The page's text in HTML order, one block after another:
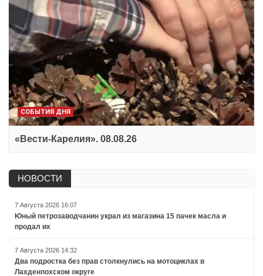
СОБЫТИЯ ДНЯ
«Вести-Карелия». 08.08.26
НОВОСТИ
7 Августа 2026 16:07
Юный петрозаводчанин украл из магазина 15 пачек масла и
продал их
7 Августа 2026 14:32
Два подростка без прав столкнулись на мотоциклах в
Лахденпохском округе